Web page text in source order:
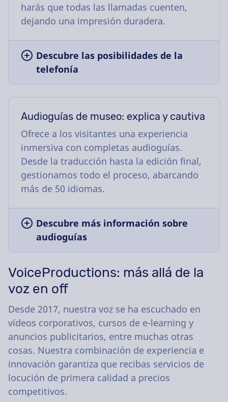
harás que todas las llamadas cuenten,
dejando una impresión duradera.
Descubre las posibilidades de la
telefonía
Audioguías de museo: explica y cautiva
Ofrece a los visitantes una experiencia
inmersiva con completas audioguías.
Desde la traducción hasta la edición final,
gestionamos todo el proceso, abarcando
más de 50 idiomas.
Descubre más información sobre
audioguías
VoiceProductions: más allá de la
voz en off
Desde 2017, nuestra voz se ha escuchado en
vídeos corporativos, cursos de e-learning y
anuncios publicitarios, entre muchas otras
cosas. Nuestra combinación de experiencia e
innovación garantiza que recibas servicios de
locución de primera calidad a precios
competitivos.